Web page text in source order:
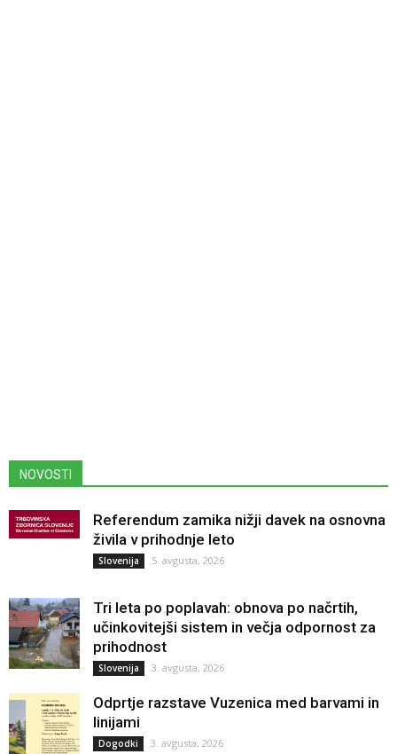
NOVOSTI
Referendum zamika nižji davek na osnovna
živila v prihodnje leto
Slovenija 5. avgusta, 2026
Tri leta po poplavah: obnova po načrtih,
učinkovitejši sistem in večja odpornost za
prihodnost
Slovenija 3. avgusta, 2026
Odprtje razstave Vuzenica med barvami in
linijami
Dogodki 3. avgusta, 2026